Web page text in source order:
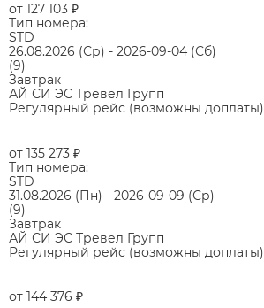
от 127 103 ₽
Тип номера:
STD
26.08.2026 (Ср) - 2026-09-04 (Сб)
(9)
Завтрак
АЙ СИ ЭС Тревел Групп
Регулярный рейс (возможны доплаты)
от 135 273 ₽
Тип номера:
STD
31.08.2026 (Пн) - 2026-09-09 (Ср)
(9)
Завтрак
АЙ СИ ЭС Тревел Групп
Регулярный рейс (возможны доплаты)
от 144 376 ₽